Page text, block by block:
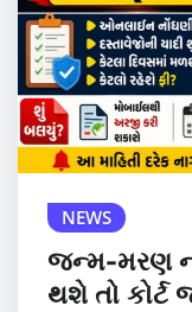
NEWS
જન્મ-મરણ
થશે તો